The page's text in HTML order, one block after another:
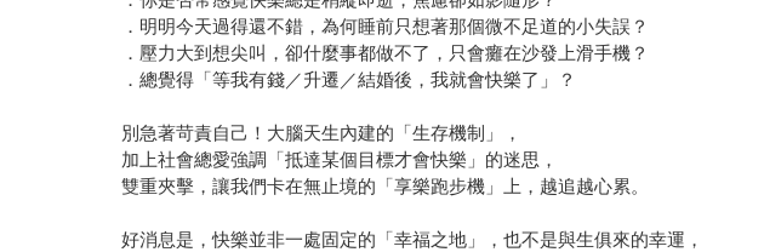
．明明今天過得還不錯，為何睡前只想著那個微不足道的小失誤？
．壓力大到想尖叫，卻什麼事都做不了，只會癱在沙發上滑手機？
．總覺得「等我有錢／升遷／結婚後，我就會快樂了」？
別急著苛責自己！大腦天生內建的「生存機制」，
加上社會總愛強調「抵達某個目標才會快樂」的迷思，
雙重夾擊，讓我們卡在無止境的「享樂跑步機」上，越追越心累。
好消息是，快樂並非一處固定的「幸福之地」，也不是與生俱來的幸運，